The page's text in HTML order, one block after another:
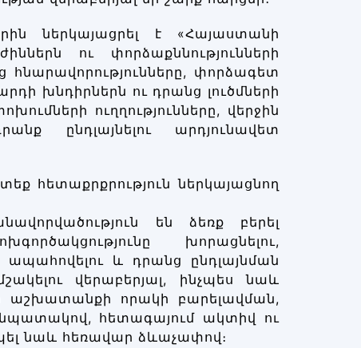
ներկայացրել է «Հայաստանի
ու փորձաքննությունների
հնարավորությունները, փորձագետ
խնդիրներն ու դրանց լուծմների
ուղղությունները, վերջին
ընդլայնելու արդյունավետ
հետաքրքրություն ներկայացնող
են ձեռք բերել
խորացնելու,
և դրանց ընդլայնման
վերաբերյալ, ինչպես նաև
աշխատանքի որակի բարելավման,
հետագայում ակտիվ ու
նաև հեռավար ձևաչափով։